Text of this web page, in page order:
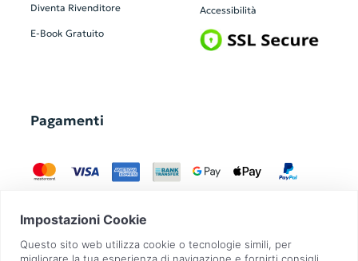
Diventa Rivenditore
E-Book Gratuito
Accessibilità
Pagamenti